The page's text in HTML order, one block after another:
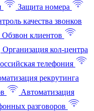
Защита номера
качества звонков
Обзвон клиентов
Организация кол-центра
телефония
рекрутинга
Автоматизация
разговоров